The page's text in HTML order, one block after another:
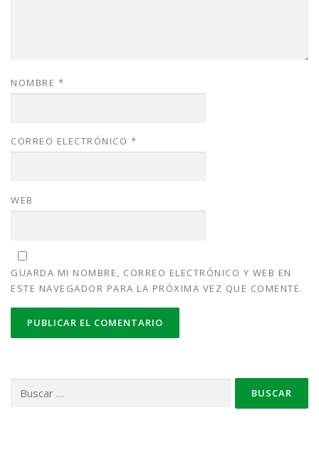
NOMBRE *
CORREO ELECTRÓNICO *
WEB
GUARDA MI NOMBRE, CORREO ELECTRÓNICO Y WEB EN
ESTE NAVEGADOR PARA LA PRÓXIMA VEZ QUE COMENTE.